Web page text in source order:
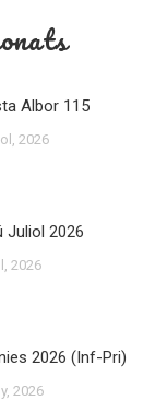
Albor 115
2026
Juliol 2026
2026
2026 (Inf-Pri)
2026